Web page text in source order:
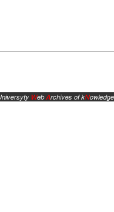
WebArchives of kNowledge